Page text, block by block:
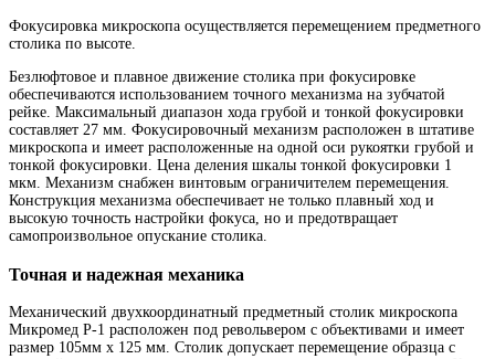
Фокусировка микроскопа осуществляется перемещением предметного
столика по высоте.
Безлюфтовое и плавное движение столика при фокусировке
обеспечиваются использованием точного механизма на зубчатой
рейке. Максимальный диапазон хода грубой и тонкой фокусировки
составляет 27 мм. Фокусировочный механизм расположен в штативе
микроскопа и имеет расположенные на одной оси рукоятки грубой и
тонкой фокусировки. Цена деления шкалы тонкой фокусировки 1
мкм. Механизм снабжен винтовым ограничителем перемещения.
Конструкция механизма обеспечивает не только плавный ход и
высокую точность настройки фокуса, но и предотвращает
самопроизвольное опускание столика.
Точная и надежная механика
Механический двухкоординатный предметный столик микроскопа
Микромед Р-1 расположен под револьвером с объективами и имеет
размер 105мм х 125 мм. Столик допускает перемещение образца с